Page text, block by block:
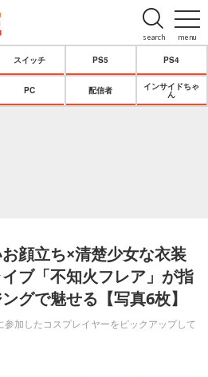
menu
search
スイッチ PS5 PS4
PC 配信者
インサイドちゃ
ん
お顔立ち×清楚少女な衣装
ブ「不知火フレア」が指
グで魅せる【写真6枚】
参加したコスプレイヤーをピックアップして